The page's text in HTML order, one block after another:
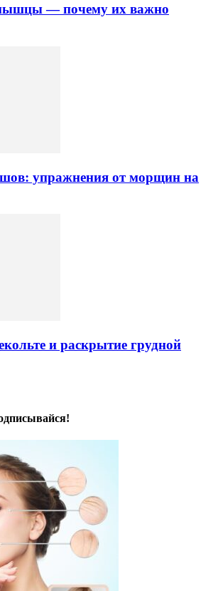
— почему их важно
упражнения от морщин на
и раскрытие грудной